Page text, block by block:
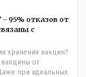
на недостатки
уйти с
95% отказов от
с
хранения вакцин?
вакцины от
при идеальных